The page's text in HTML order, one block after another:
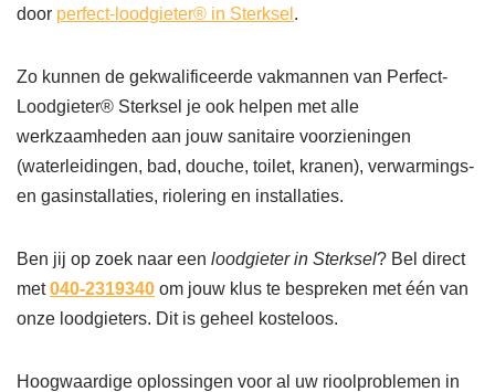
door perfect-loodgieter® in Sterksel .
Zo kunnen de gekwalificeerde vakmannen van Perfect-
Loodgieter® Sterksel je ook helpen met alle
werkzaamheden aan jouw sanitaire voorzieningen
(waterleidingen, bad, douche, toilet, kranen), verwarmings-
en gasinstallaties, riolering en installaties.
Ben jij op zoek naar een loodgieter in Sterksel? Bel direct
met040-2319340 om jouw klus te bespreken met één van
onze loodgieters. Dit is geheel kosteloos.
Hoogwaardige oplossingen voor al uw rioolproblemen in